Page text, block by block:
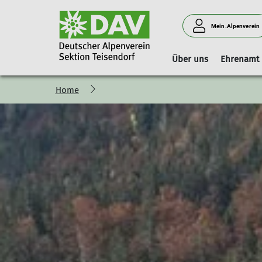
Mein.Alpenverein
Über uns
Vorstand Geschäftsstelle Mitgliedschaft
Ehrenamt
Vorstandschaft
Hinweise
Boulderhalle Teisendorf
Reservierungskalender (extern)
Kilterboard
Home